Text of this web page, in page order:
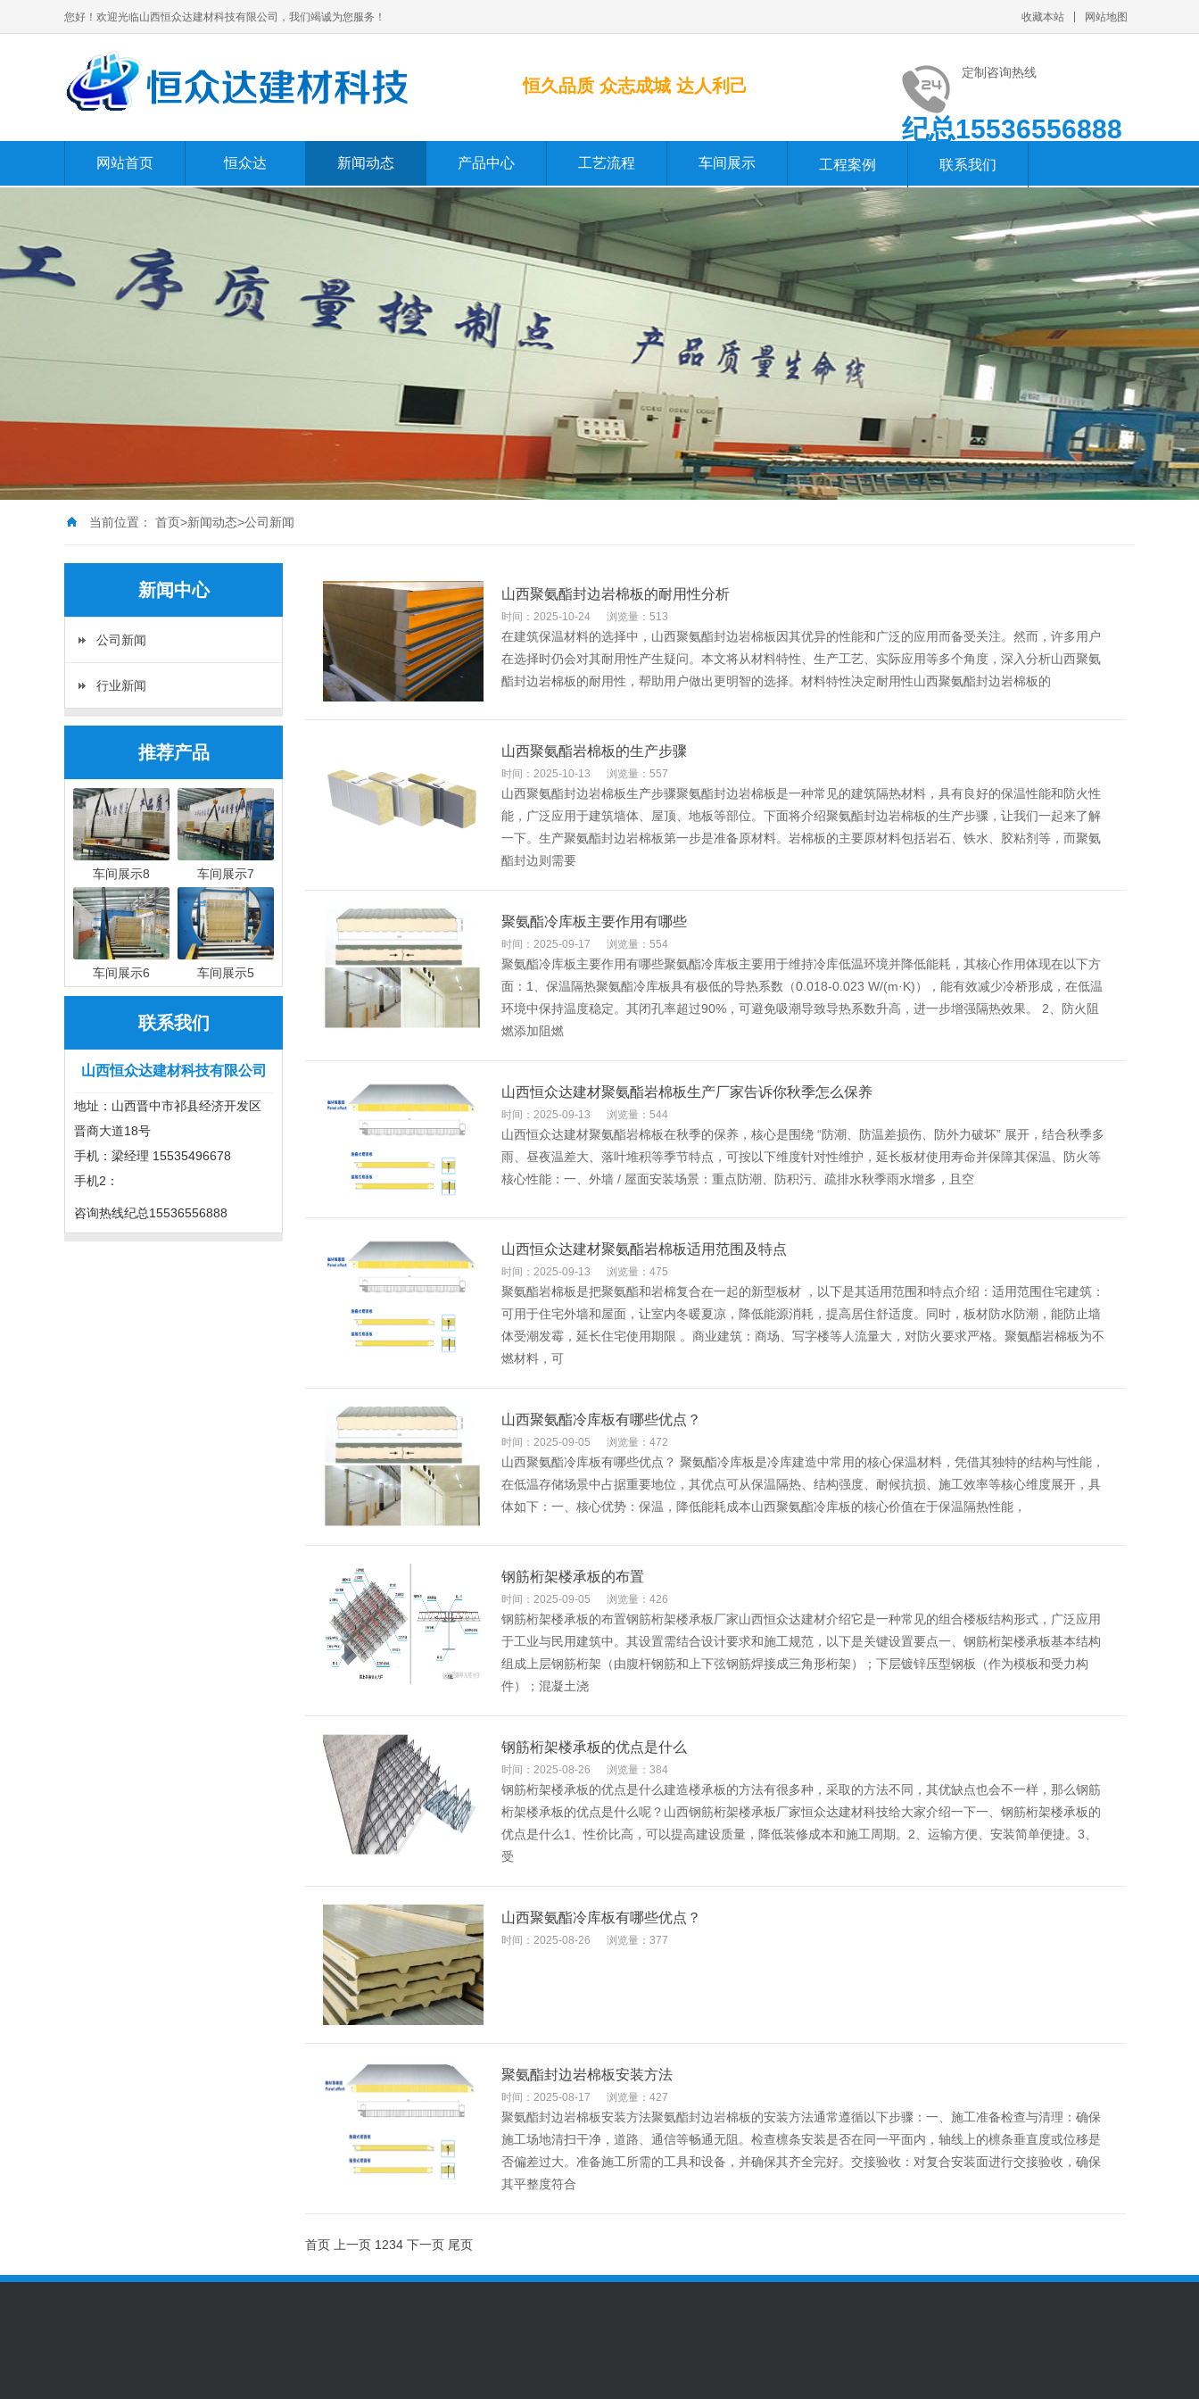
您好！欢迎光临山西恒众达建材科技有限公司，我们竭诚为您服务！ 收藏本站 网站地图
恒久品质 众志成城 达人利己
定制咨询热线
纪总15536556888
网站首页 恒众达 新闻动态 产品中心 工艺流程 车间展示 工程案例 联系我们
当前位置： 首页>新闻动态>公司新闻
新闻中心
公司新闻
行业新闻
推荐产品
车间展示8 车间展示7
车间展示6 车间展示5
联系我们
山西恒众达建材科技有限公司
地址：山西晋中市祁县经济开发区
晋商大道18号
手机：梁经理 15535496678
手机2：
咨询热线纪总15536556888
​山西聚氨酯封边岩棉板的耐用性分析
时间：2025-10-24 浏览量：513
在建筑保温材料的选择中，山西聚氨酯封边岩棉板因其优异的性能和广泛的应用而备受关注。然而，许多用户
在选择时仍会对其耐用性产生疑问。本文将从材料特性、生产工艺、实际应用等多个角度，深入分析山西聚氨
酯封边岩棉板的耐用性，帮助用户做出更明智的选择。材料特性决定耐用性山西聚氨酯封边岩棉板的
​山西聚氨酯岩棉板的生产步骤
时间：2025-10-13 浏览量：557
山西聚氨酯封边岩棉板生产步骤聚氨酯封边岩棉板是一种常见的建筑隔热材料，具有良好的保温性能和防火性
能，广泛应用于建筑墙体、屋顶、地板等部位。下面将介绍聚氨酯封边岩棉板的生产步骤，让我们一起来了解
一下。生产聚氨酯封边岩棉板第一步是准备原材料。岩棉板的主要原材料包括岩石、铁水、胶粘剂等，而聚氨
酯封边则需要
​聚氨酯冷库板主要作用有哪些
时间：2025-09-17 浏览量：554
聚氨酯冷库板主要作用有哪些聚氨酯冷库板主要用于维持冷库低温环境并降低能耗，其核心作用体现在以下方
面：1、保温隔热聚氨酯冷库板具有极低的导热系数（0.018-0.023 W/(m·K)），能有效减少冷桥形成，在低温
环境中保持温度稳定。其闭孔率超过90%，可避免吸潮导致导热系数升高，进一步增强隔热效果。 ‌2、防火阻
燃添加阻燃
​山西恒众达建材聚氨酯岩棉板生产厂家告诉你秋季怎么保养
时间：2025-09-13 浏览量：544
山西恒众达建材聚氨酯岩棉板在秋季的保养，核心是围绕 “防潮、防温差损伤、防外力破坏” 展开，结合秋季多
雨、昼夜温差大、落叶堆积等季节特点，可按以下维度针对性维护，延长板材使用寿命并保障其保温、防火等
核心性能：一、外墙 / 屋面安装场景：重点防潮、防积污、疏排水秋季雨水增多，且空
​山西恒众达建材聚氨酯岩棉板适用范围及特点
时间：2025-09-13 浏览量：475
聚氨酯岩棉板是把聚氨酯和岩棉复合在一起的新型板材 ，以下是其适用范围和特点介绍：适用范围住宅建筑：
可用于住宅外墙和屋面，让室内冬暖夏凉，降低能源消耗，提高居住舒适度。同时，板材防水防潮，能防止墙
体受潮发霉，延长住宅使用期限 。商业建筑：商场、写字楼等人流量大，对防火要求严格。聚氨酯岩棉板为不
燃材料，可
​山西聚氨酯冷库板有哪些优点？
时间：2025-09-05 浏览量：472
山西聚氨酯冷库板有哪些优点？ 聚氨酯冷库板是冷库建造中常用的核心保温材料，凭借其独特的结构与性能，
在低温存储场景中占据重要地位，其优点可从保温隔热、结构强度、耐候抗损、施工效率等核心维度展开，具
体如下：一、核心优势：保温，降低能耗成本山西聚氨酯冷库板的核心价值在于保温隔热性能，
​钢筋桁架楼承板的布置
时间：2025-09-05 浏览量：426
钢筋桁架楼承板的布置钢筋桁架楼承板厂家山西恒众达建材介绍它是一种常见的组合楼板结构形式，广泛应用
于工业与民用建筑中。其设置需结合设计要求和施工规范，以下是关键设置要点一、钢筋桁架楼承板基本结构
组成上层钢筋桁架（由腹杆钢筋和上下弦钢筋焊接成三角形桁架）；下层镀锌压型钢板（作为模板和受力构
件）；混凝土浇
​钢筋桁架楼承板的优点是什么
时间：2025-08-26 浏览量：384
钢筋桁架楼承板的优点是什么建造楼承板的方法有很多种，采取的方法不同，其优缺点也会不一样，那么钢筋
桁架楼承板的优点是什么呢？山西钢筋桁架楼承板厂家恒众达建材科技给大家介绍一下一、钢筋桁架楼承板的
优点是什么1、性价比高，可以提高建设质量，降低装修成本和施工周期。2、运输方便、安装简单便捷。3、
受
​山西聚氨酯冷库板有哪些优点？
时间：2025-08-26 浏览量：377
​聚氨酯封边岩棉板安装方法
时间：2025-08-17 浏览量：427
聚氨酯封边岩棉板安装方法聚氨酯封边岩棉板的安装方法通常遵循以下步骤：一、施工准备检查与清理：确保
施工场地清扫干净，道路、通信等畅通无阻。检查檩条安装是否在同一平面内，轴线上的檩条垂直度或位移是
否偏差过大。准备施工所需的工具和设备，并确保其齐全完好。交接验收：对复合安装面进行交接验收，确保
其平整度符合
首页 上一页 1 234 下一页 尾页